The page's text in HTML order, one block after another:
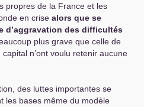
propres de la France et les
en crise alors que se
d’aggravation des difficultés
plus grave que celle de
n’ont voulu retenir aucune
des luttes importantes se
les bases même du modèle